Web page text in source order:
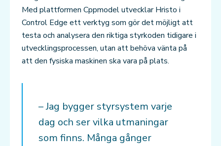
Med plattformen Cppmodel utvecklar Hristo i
Control Edge ett verktyg som gör det möjligt att
testa och analysera den riktiga styrkoden tidigare i
utvecklingsprocessen, utan att behöva vänta på
att den fysiska maskinen ska vara på plats.
– Jag bygger styrsystem varje
dag och ser vilka utmaningar
som finns. Många gånger